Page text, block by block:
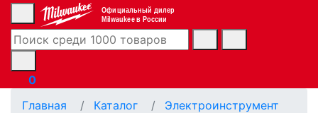
Официальный дилер
Milwaukee в России
0
Главная
Каталог
Электроинструмент